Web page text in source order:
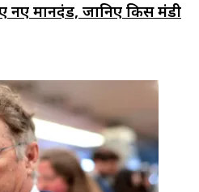
नए मानदंड, जानिए किस मंडी